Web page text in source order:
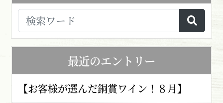
最近のエントリー
【お客様が選んだ銅賞ワイン！８月】